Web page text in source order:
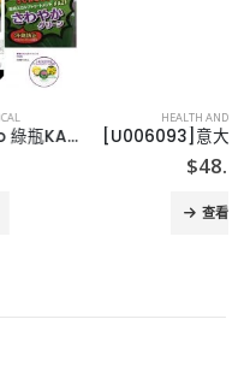
HEALTH AND MEDICAL
[U006093]意大利Marvis 經典牙膏